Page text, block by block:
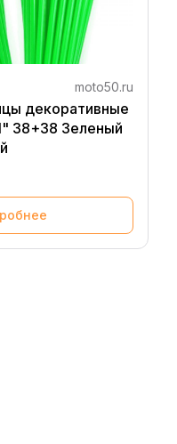
moto50.ru
декоративные
38+38 Зеленый